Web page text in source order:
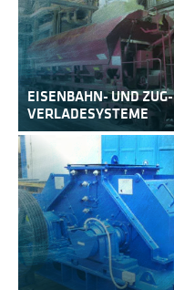
EISENBAHN- UND ZUG-
VERLADESYSTEME